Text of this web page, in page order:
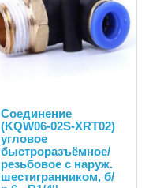
Соединение
(KQW06-02S-XRT02)
угловое
быстроразъёмное/
резьбовое с наруж.
шестигранником, б/